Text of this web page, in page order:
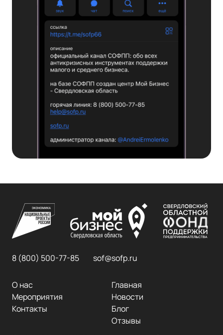
8 (800) 500-77-85 sof@sofp.ru
Главная
О нас
Новости
Мероприятия
Блог
Контакты
Отзывы